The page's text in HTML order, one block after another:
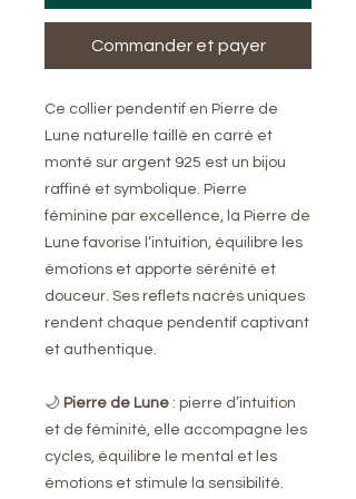
Commander et payer
Ce collier pendentif en Pierre de
Lune naturelle taillé en carré et
monté sur argent 925 est un bijou
raffiné et symbolique. Pierre
féminine par excellence, la Pierre de
Lune favorise l’intuition, équilibre les
émotions et apporte sérénité et
douceur. Ses reflets nacrés uniques
rendent chaque pendentif captivant
et authentique.
🌙 Pierre de Lune : pierre d’intuition
et de féminité, elle accompagne les
cycles, équilibre le mental et les
émotions et stimule la sensibilité.